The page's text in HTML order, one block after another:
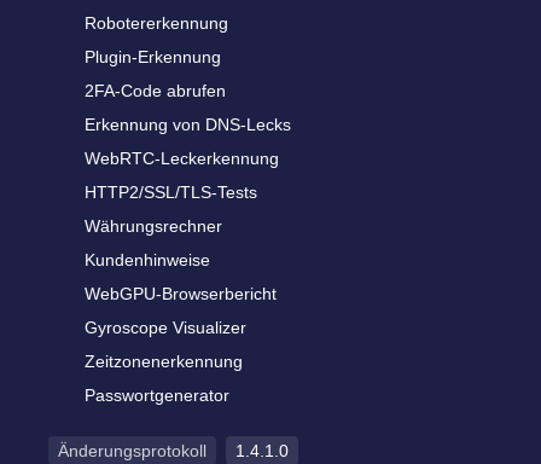
Robotererkennung
Plugin-Erkennung
2FA-Code abrufen
Erkennung von DNS-Lecks
WebRTC-Leckerkennung
HTTP2/SSL/TLS-Tests
Währungsrechner
Kundenhinweise
WebGPU-Browserbericht
Gyroscope Visualizer
Zeitzonenerkennung
Passwortgenerator
Änderungsprotokoll 1.4.1.0